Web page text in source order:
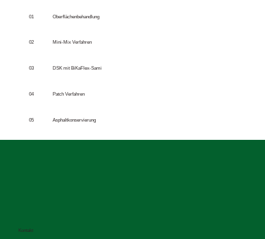
Poren, feine Risse oder beginnender Substanzverlust
Oberflächenbehandlung
01
Mini-Mix Verfahren
02
DSK mit BiKaFlex-Sami
03
Patch Verfahren
04
Asphaltkonservierung
05
Kontakt